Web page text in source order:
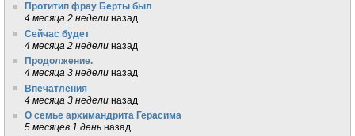
Протитип фрау Берты был
4 месяца 2 недели назад
Сейчас будет
4 месяца 2 недели назад
Продолжение.
4 месяца 3 недели назад
Впечатления
4 месяца 3 недели назад
О семье архимандрита Герасима
5 месяцев 1 день назад